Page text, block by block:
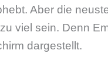
Aber die
viel sein. Denn
dargestellt.